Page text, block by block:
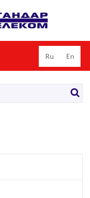
Ru En